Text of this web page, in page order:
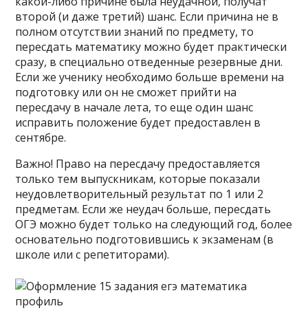
второй (и даже третий) шанс. Если причина не в
полном отсутствии знаний по предмету, то
пересдать математику можно будет практически
сразу, в специально отведенные резервные дни.
Если же ученику необходимо больше времени на
подготовку или он не сможет прийти на
пересдачу в начале лета, то еще один шанс
исправить положение будет предоставлен в
сентябре.
Важно! Право на пересдачу предоставляется
только тем выпускникам, которые показали
неудовлетворительный результат по 1 или 2
предметам. Если же неудач больше, пересдать
ОГЭ можно будет только на следующий год, более
основательно подготовившись к экзаменам (в
школе или с репетиторами).